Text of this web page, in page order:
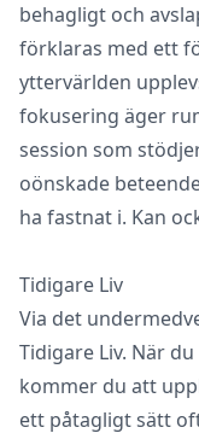
behagligt och
förklaras med ett
yttervärlden
fokusering äger
session som
oönskade
ha fastnat i. Kan
Tidigare Liv
Via det
Tidigare Liv. När
kommer du att
ett påtagligt sätt